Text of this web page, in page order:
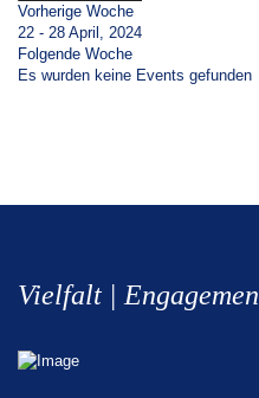
Vorherige Woche
22 - 28 April, 2024
Folgende Woche
Es wurden keine Events gefunden
Vielfalt |